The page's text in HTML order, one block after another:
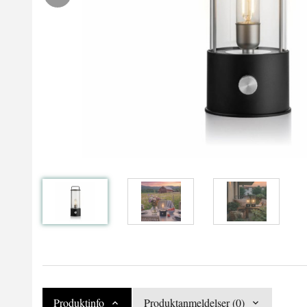
Produktinfo Produktanmeldelser (0)